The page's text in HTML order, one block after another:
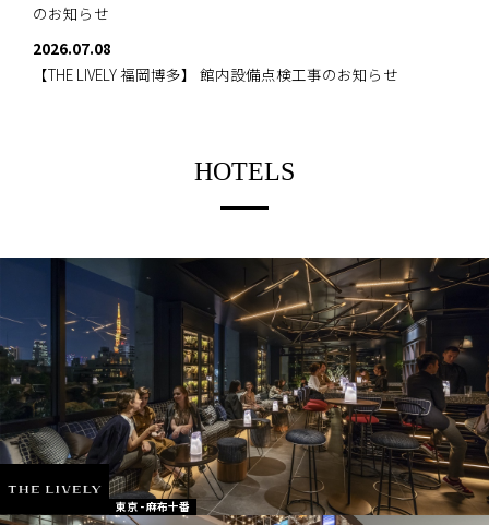
のお知らせ
2026.07.08
【THE LIVELY 福岡博多】 館内設備点検工事のお知らせ
HOTELS
東京 - 麻布十番